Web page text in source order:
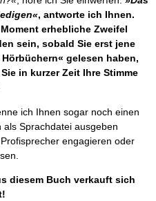
, antworte ich Ihnen.
erhebliche Zweifel
sein, sobald Sie erst jene
gelesen haben,
in kurzer Zeit Ihre Stimme
ich Ihnen sogar noch einen
Sprachdatei ausgeben
engagieren oder
diesem Buch verkauft sich